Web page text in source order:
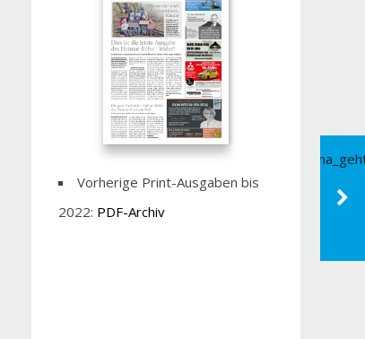
Vorherige Print-Ausgaben bis
2022: PDF-Archiv